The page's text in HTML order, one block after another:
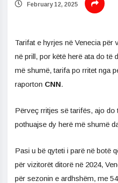
February 12, 2025
Tarifat e hyrjes në Venecia për
në prill, por këtë herë ata do të
më shumë, tarifa po rritet nga
raporton CNN.
Përveç rritjes së tarifës, ajo do
pothuajse dy herë më shumë
Pasi u bë qyteti i parë në botë
për vizitorët ditorë në 2024,
për sezonin e ardhshëm, me